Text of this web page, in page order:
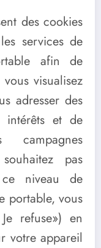
des cookies
services de
afin de
visualisez
adresser des
intérêts et de
campagnes
pas
niveau de
portable, vous
refuse») en
votre appareil